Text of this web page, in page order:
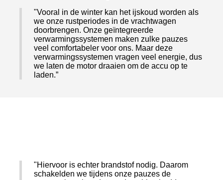
"Vooral in de winter kan het ijskoud worden als
we onze rustperiodes in de vrachtwagen
doorbrengen. Onze geïntegreerde
verwarmingssystemen maken zulke pauzes
veel comfortabeler voor ons. Maar deze
verwarmingssystemen vragen veel energie, dus
we laten de motor draaien om de accu op te
laden.”
"Hiervoor is echter brandstof nodig. Daarom
schakelden we tijdens onze pauzes de